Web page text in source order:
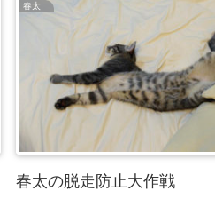
春太
春太の脱走防止大作戦